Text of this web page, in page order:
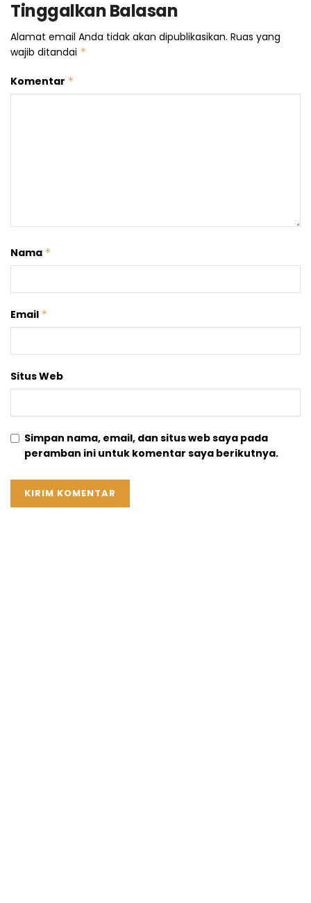
Tinggalkan Balasan
Alamat email Anda tidak akan dipublikasikan. Ruas yang
wajib ditandai *
Komentar *
Nama *
Email *
Situs Web
Simpan nama, email, dan situs web saya pada
peramban ini untuk komentar saya berikutnya.